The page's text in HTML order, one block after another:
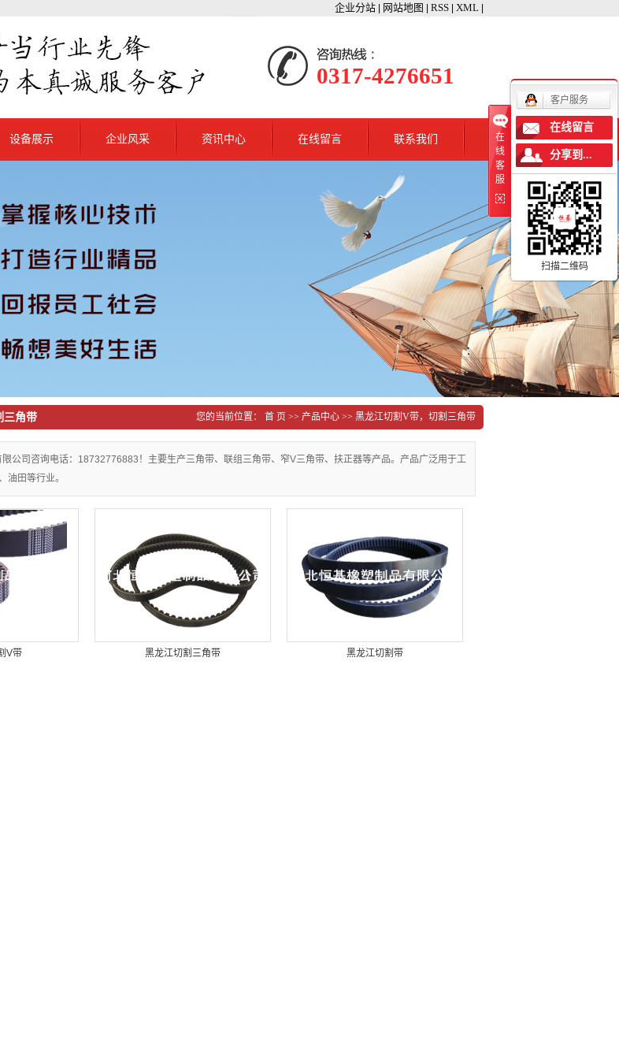
企业分站 网站地图 RSS XML
0317-4276651
设备展示 企业风采 资讯中心 在线留言 联系我们
三角带 您的当前位置： 首 页 >> 产品中心 >> 黑龙江切割V带，切割三角带
公司咨询电话：18732776883！主要生产三角带、联组三角带、窄V三角带、扶正器等产品。产品广泛用于工
油田等行业。
V带 黑龙江切割三角带 黑龙江切割带
在
线
客
服
客户服务
在线留言
分享到...
扫描二维码